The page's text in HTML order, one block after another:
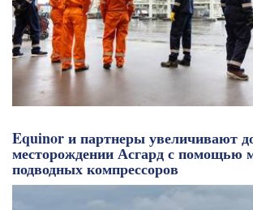
Equinor и партнеры увеличивают
месторождении Асгард с помощью
подводных компрессоров